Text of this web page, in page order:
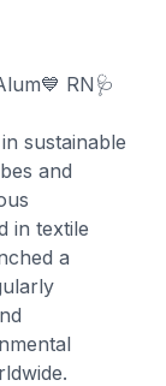
RN🩺
sustainable
and
in textile
a